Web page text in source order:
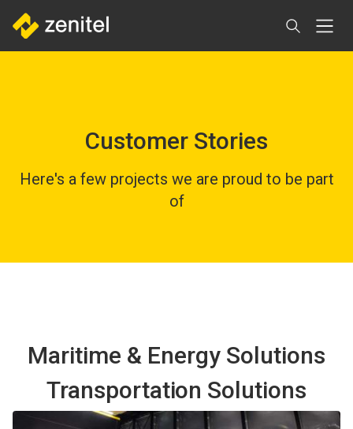
zum
Inhalt
Customer Stories
Here's a few projects we are proud to be part
of
Maritime & Energy Solutions
Transportation Solutions